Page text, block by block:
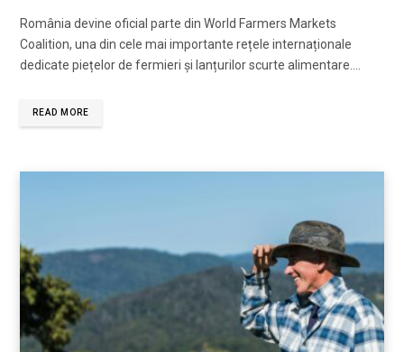
România devine oficial parte din World Farmers Markets
Coalition, una din cele mai importante rețele internaționale
dedicate piețelor de fermieri și lanțurilor scurte alimentare.…
READ MORE